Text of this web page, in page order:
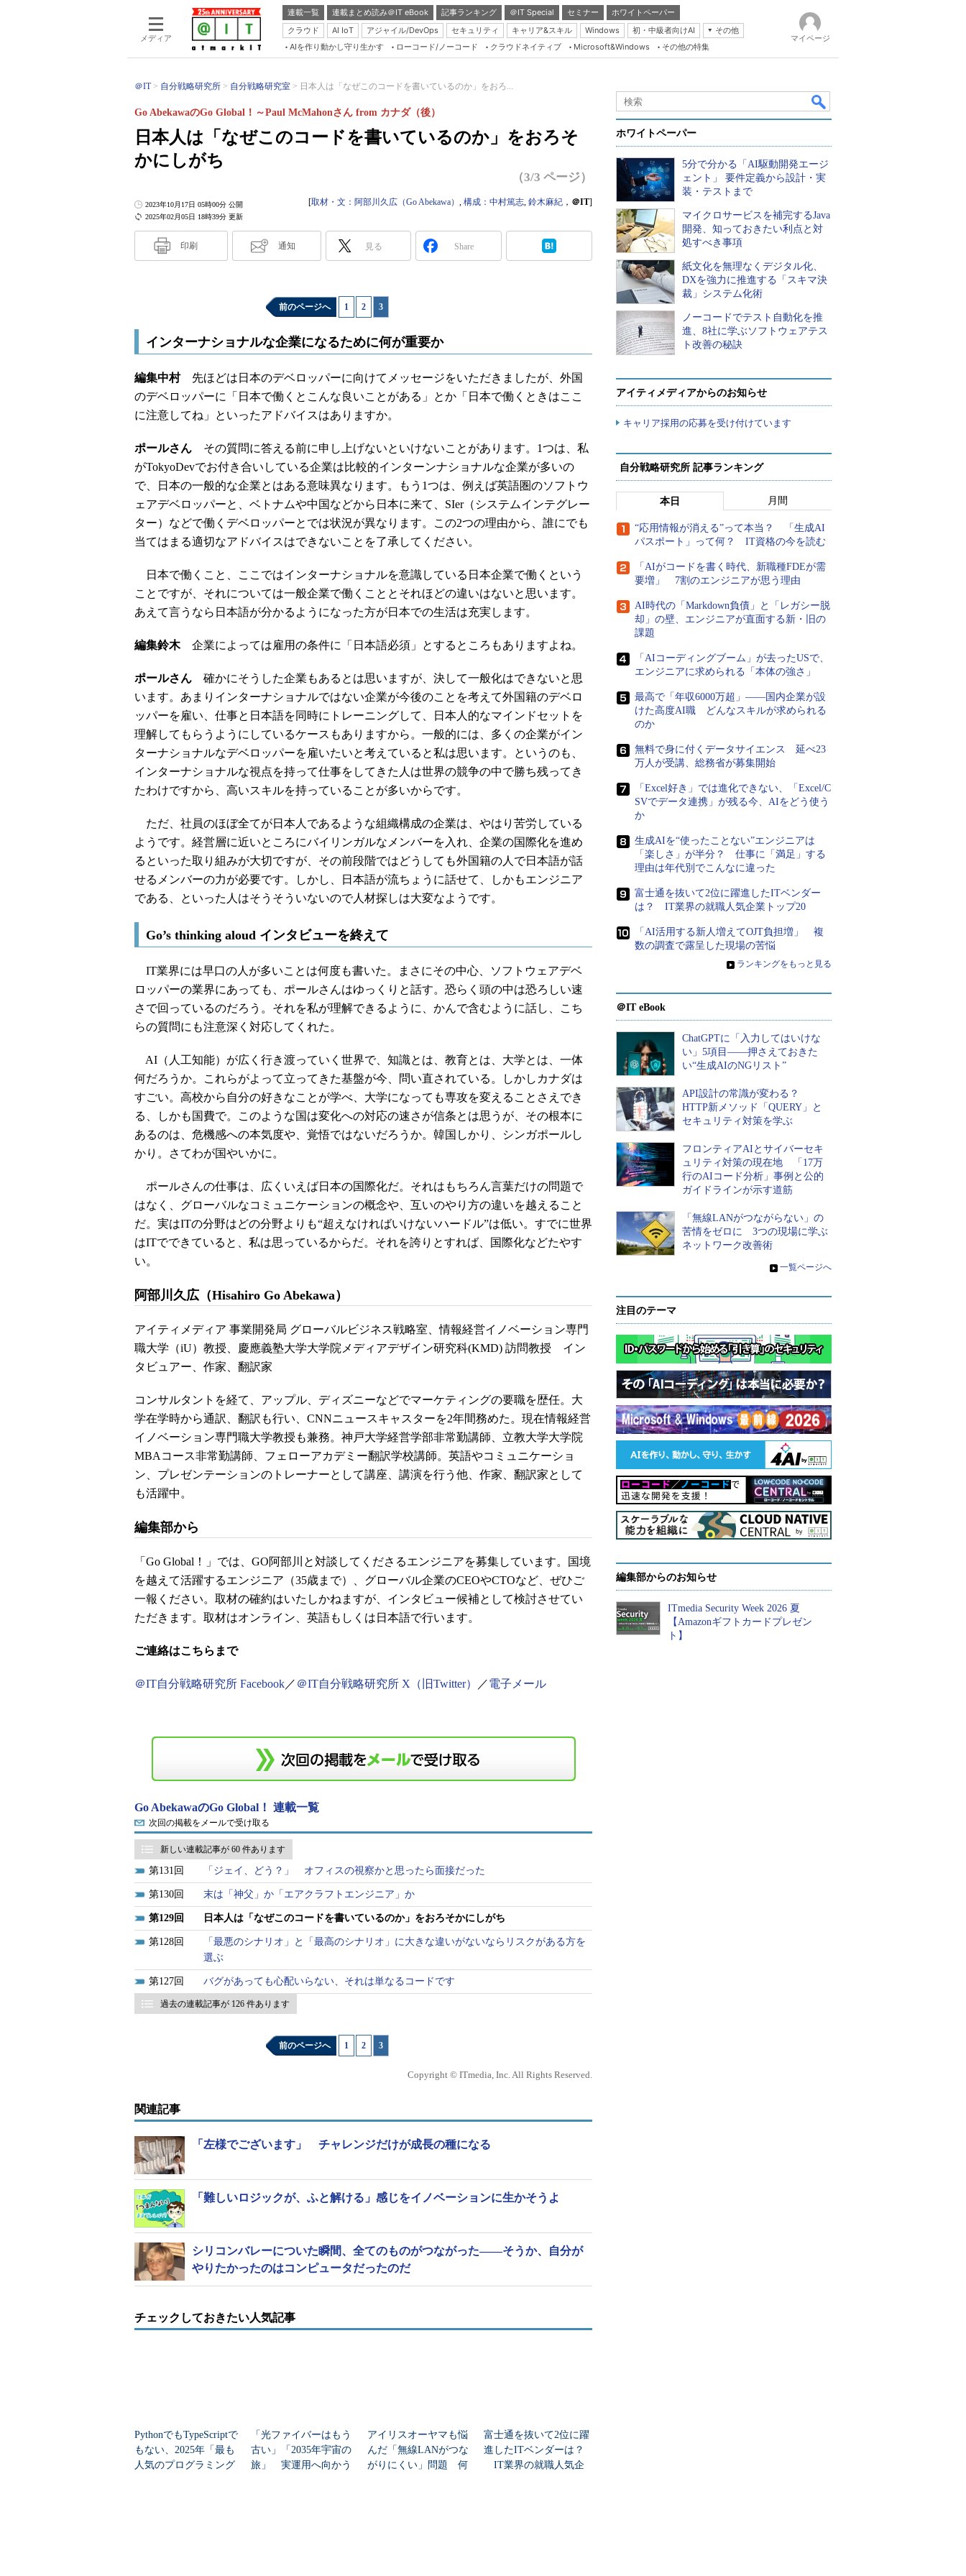
メディア
連載一覧 連載まとめ読み＠IT eBook 記事ランキング ＠IT Special セミナー
ホワイトペーパー
クラウド
AI IoT アジャイル/DevOps セキュリティ キャリア&スキル Windows 初・中級者向けAI
その他
Server & Storage
Java Agile
Database Expert
Master of IP Network
Security & Trust
Test & Tools
AIを作り動かし守り生かす ローコード/ノーコード クラウドネイティブ Microsoft&Windows その他の特集
マイページ
＠IT 自分戦略研究所 自分戦略研究室 日本人は「なぜこのコードを書いているのか」をおろ...
日本人は「なぜこのコードを書いているのか」をおろそ
かにしがち
Go AbekawaのGo Global！～Paul McMahonさん from カナダ（後）
（3/3 ページ）
2025年02月05日 18時39分 更新
2023年10月17日 05時00分 公開 [取材・文：阿部川久広（Go Abekawa） , 構成：中村篤志, 鈴木麻紀 ， ＠IT]
印刷 通知 見る Share
前のページへ 1 2 3
インターナショナルな企業になるために何が重要か
編集中村先ほどは日本のデベロッパーに向けてメッセージをいただきましたが、外国
のデベロッパーに「日本で働くとこんな良いことがある」とか「日本で働くときはここ
に注意してね」といったアドバイスはありますか。
ポールさん その質問に答える前に申し上げないといけないことがあります。1つは、私
がTokyoDevでお付き合いしている企業は比較的インターンナショナルな企業が多いの
で、日本の一般的な企業とはある意味異なります。もう1つは、例えば英語圏のソフトウ
ェアデベロッパーと、ベトナムや中国などから日本に来て、SIer（システムインテグレー
ター）などで働くデベロッパーとでは状況が異なります。この2つの理由から、誰にでも
当てはまる適切なアドバイスはできないことを了承してください。
日本で働くこと、ここではインターナショナルを意識している日本企業で働くという
ことですが、それについては一般企業で働くこととそれほどの違いはないと思います。
あえて言うなら日本語が分かるようになった方が日本での生活は充実します。
編集鈴木企業によっては雇用の条件に「日本語必須」とするところもありますよね。
ポールさん 確かにそうした企業もあるとは思いますが、決して一般化はできないと思
います。あまりインターナショナルではない企業が今後のことを考えて外国籍のデベロ
ッパーを雇い、仕事と日本語を同時にトレーニングして、日本人的なマインドセットを
理解してもらうようにしているケースもありますから。一般的には、多くの企業がイン
ターナショナルなデベロッパーを雇いたいと考えていると私は思います。というのも、
インターナショナルな視点を持って仕事をしてきた人は世界の競争の中で勝ち残ってき
たわけですから、高いスキルを持っていることが多いからです。
ただ、社員のほぼ全てが日本人であるような組織構成の企業は、やはり苦労している
ようです。経営層に近いところにバイリンガルなメンバーを入れ、企業の国際化を進め
るといった取り組みが大切ですが、その前段階ではどうしても外国籍の人で日本語が話
せるメンバーの力が必要です。しかし、日本語が流ちょうに話せて、しかもエンジニア
である、といった人はそうそういないので人材探しは大変なようです。
Go’s thinking aloud インタビューを終えて
IT業界には早口の人が多いことは何度も書いた。まさにその中心、ソフトウェアデベ
ロッパーの業界にあっても、ポールさんはゆっくりと話す。恐らく頭の中は恐ろしい速
さで回っているのだろう。それを私が理解できるように、かんで含むように話し、こち
らの質問にも注意深く対応してくれた。
AI（人工知能）が広く行き渡っていく世界で、知識とは、教育とは、大学とは、一体
何だろうか。これらがよって立ってきた基盤が今、問い直されている。しかしカナダは
すごい。高校から自分の好きなことが学べ、大学になっても専攻を変えることさえでき
る、しかも国費で。このような国は変化への対応の速さが信条とは思うが、その根本に
あるのは、危機感への本気度や、覚悟ではないだろうか。韓国しかり、シンガポールし
かり。さてわが国やいかに。
ポールさんの仕事は、広くいえば日本の国際化だ。それはもちろん言葉だけの問題で
はなく、グローバルなコミュニケーションの概念や、互いのやり方の違いを越えること
だ。実はITの分野はどの分野よりも“超えなければいけないハードル”は低い。すでに世界
はITでできていると、私は思っているからだ。それを誇りとすれば、国際化などたやす
い。
阿部川久広（Hisahiro Go Abekawa）
アイティメディア 事業開発局 グローバルビジネス戦略室、情報経営イノベーション専門
職大学（iU）教授、慶應義塾大学大学院メディアデザイン研究科(KMD) 訪問教授 イン
タビュアー、作家、翻訳家
コンサルタントを経て、アップル、ディズニーなどでマーケティングの要職を歴任。大
学在学時から通訳、翻訳も行い、CNNニュースキャスターを2年間務めた。現在情報経営
イノベーション専門職大学教授も兼務。神戸大学経営学部非常勤講師、立教大学大学院
MBAコース非常勤講師、フェローアカデミー翻訳学校講師。英語やコミュニケーショ
ン、プレゼンテーションのトレーナーとして講座、講演を行う他、作家、翻訳家として
も活躍中。
編集部から
「Go Global！」では、GO阿部川と対談してくださるエンジニアを募集しています。国境
を越えて活躍するエンジニア（35歳まで）、グローバル企業のCEOやCTOなど、ぜひご
一報ください。取材の確約はいたしかねますが、インタビュー候補として検討させてい
ただきます。取材はオンライン、英語もしくは日本語で行います。
ご連絡はこちらまで
＠IT自分戦略研究所 Facebook／ ＠IT自分戦略研究所 X（旧Twitter） ／電子メール
Go AbekawaのGo Global！ 連載一覧
次回の掲載をメールで受け取る
新しい連載記事が 60 件あります
131 「ジェイ、どう？」 オフィスの視察かと思ったら面接だった
130 末は「神父」か「エアクラフトエンジニア」か
129 日本人は「なぜこのコードを書いているのか」をおろそかにしがち
128
「最悪のシナリオ」と「最高のシナリオ」に大きな違いがないならリスクがある方を
選ぶ
127 バグがあっても心配いらない、それは単なるコードです
過去の連載記事が 126 件あります
前のページへ 1 2 3
Copyright © ITmedia, Inc. All Rights Reserved.
関連記事
「左様でございます」 チャレンジだけが成長の種になる
「難しいロジックが、ふと解ける」感じをイノベーションに生かそうよ
シリコンバレーについた瞬間、全てのものがつながった――そうか、自分が
やりたかったのはコンピュータだったのだ
チェックしておきたい人気記事
PythonでもTypeScriptで
もない、2025年「最も
人気のプログラミング
「光ファイバーはもう
古い」「2035年宇宙の
旅」 実運用へ向かう
アイリスオーヤマも悩
んだ「無線LANがつな
がりにくい」問題 何
富士通を抜いて2位に躍
進したITベンダーは？
IT業界の就職人気企
ホワイトペーパー
5分で分かる「AI駆動開発エージ
ェント」 要件定義から設計・実
装・テストまで
マイクロサービスを補完するJava
開発、知っておきたい利点と対
処すべき事項
紙文化を無理なくデジタル化、
DXを強力に推進する「スキマ決
裁」システム化術
ノーコードでテスト自動化を推
進、8社に学ぶソフトウェアテス
ト改善の秘訣
アイティメディアからのお知らせ
キャリア採用の応募を受け付けています
自分戦略研究所 記事ランキング
本日 月間
“応用情報が消える”って本当？ 「生成AI
パスポート」って何？ IT資格の今を読む
「AIがコードを書く時代、新職種FDEが需
要増」 7割のエンジニアが思う理由
AI時代の「Markdown負債」と「レガシー脱
却」の壁、エンジニアが直面する新・旧の
課題
「AIコーディングブーム」が去ったUSで、
エンジニアに求められる「本体の強さ」
最高で「年収6000万超」――国内企業が設
けた高度AI職 どんなスキルが求められる
のか
無料で身に付くデータサイエンス 延べ23
万人が受講、総務省が募集開始
「Excel好き」では進化できない、「Excel/C
SVでデータ連携」が残る今、AIをどう使う
か
生成AIを“使ったことない”エンジニアは
「楽しさ」が半分？ 仕事に「満足」する
理由は年代別でこんなに違った
富士通を抜いて2位に躍進したITベンダー
は？ IT業界の就職人気企業トップ20
「AI活用する新人増えてOJT負担増」 複
数の調査で露呈した現場の苦悩
» ランキングをもっと見る
＠IT eBook
ChatGPTに「入力してはいけな
い」5項目――押さえておきた
い“生成AIのNGリスト”
API設計の常識が変わる？
HTTP新メソッド「QUERY」と
セキュリティ対策を学ぶ
フロンティアAIとサイバーセキ
ュリティ対策の現在地 「17万
行のAIコード分析」事例と公的
ガイドラインが示す道筋
「無線LANがつながらない」の
苦情をゼロに 3つの現場に学ぶ
ネットワーク改善術
» 一覧ページへ
注目のテーマ
編集部からのお知らせ
ITmedia Security Week 2026 夏
【Amazonギフトカードプレゼン
ト】